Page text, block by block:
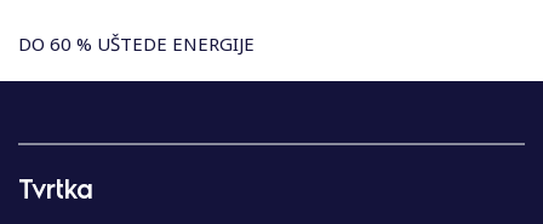
DO 60 % UŠTEDE ENERGIJE
Tvrtka